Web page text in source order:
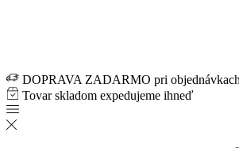
DOPRAVA ZADARMO pri
Tovar skladom expedujeme ihneď